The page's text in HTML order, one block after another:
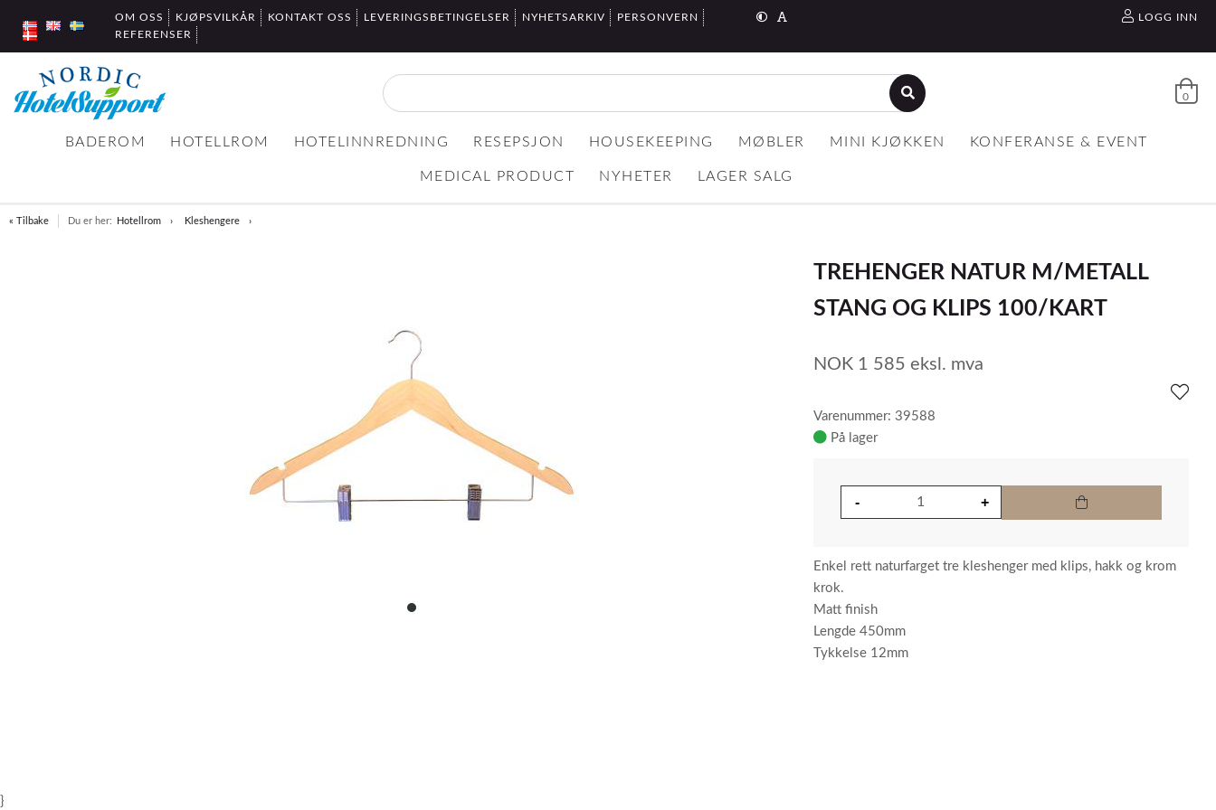
OM OSS KJØPSVILKÅR KONTAKT OSS LEVERINGSBETINGELSER NYHETSARKIV
PERSONVERN
REFERENSER
LOGG INN
0
BADEROM HOTELLROM HOTELINNREDNING RESEPSJON HOUSEKEEPING MØBLER MINI KJØKKEN KONFERANSE & EVENT
MEDICAL PRODUCT NYHETER LAGER SALG
« Tilbake Du er her: Hotellrom Kleshengere
item
TREHENGER NATUR M/METALL
STANG OG KLIPS 100/KART
NOK 1 585 eksl. mva
Varenummer: 39588
På lager
Enkel rett naturfarget tre kleshenger med klips, hakk og krom
krok.
Matt finish
Lengde 450mm
Tykkelse 12mm
}